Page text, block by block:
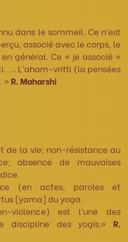
dans le sommeil. Ce n’est
associé avec le corps, le
général. Ce « je associé »
... L’aham-vritti (la pensées
» R. Maharshi
de la vie; non-résistance au
absence de mauvaises
(en actes, paroles et
[yama] du yoga.
violence) est l’une des
discipline des yogis.» R.